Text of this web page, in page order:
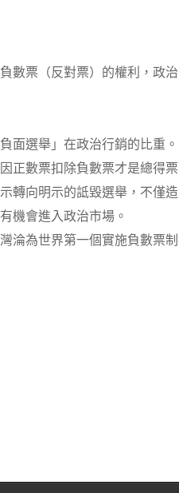
數票（反對票）的權利，政治
面選舉」在政治行銷的比重。
正數票扣除負數票才是總得票
轉向明示的詆毀選舉，不僅造
機會進入政治市場。
淪為世界第一個實施負數票制